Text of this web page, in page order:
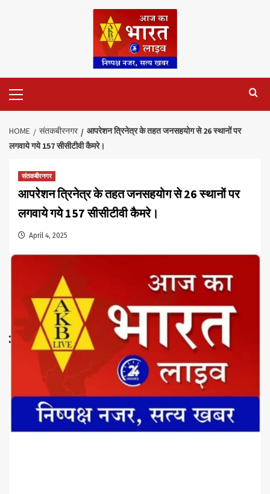
Menu
HOME संतकबीरनगर
आपरेशन त्रिनेत्र के तहत जनसहयोग से 26 स्थानों पर
लगवाये गये 157 सीसीटीवी कैमरे।
संतकबीरनगर
आपरेशन त्रिनेत्र के तहत जनसहयोग से 26 स्थानों पर
लगवाये गये 157 सीसीटीवी कैमरे।
April 4, 2025